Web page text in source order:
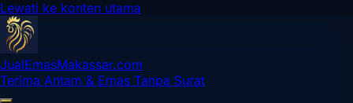
Lewati ke konten utama
JualEmasMakassar.com
Terima Antam & Emas Tanpa Surat